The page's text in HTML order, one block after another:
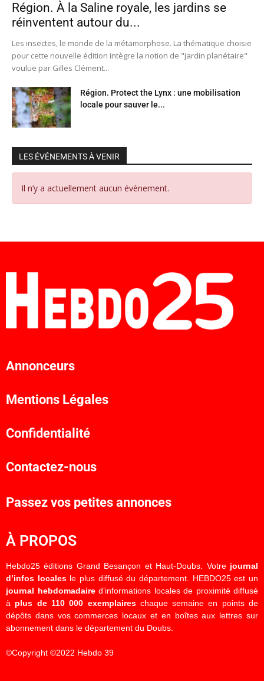
Région. À la Saline royale, les jardins se
réinventent autour du...
Les insectes, le monde de la métamorphose. La thématique choisie
pour cette nouvelle édition intègre la notion de "jardin planétaire"
voulue par Gilles Clément...
Région. Protect the Lynx : une mobilisation
locale pour sauver le...
LES ÉVÉNEMENTS À VENIR
Il n’y a actuellement aucun évènement.
Annonceurs
Mentions Légales
Confidentialité
Contactez-nous
Passez vos petites annonces
À PROPOS
Hebdo25 éditions Grand Besançon et Haut-Doubs. Votre journal
d’infos localesle plus diffusé du département. HEBDO25 est un
journal hebdomadaired’informations locales de proximité diffusé
à plus de 110 000 exemplaireschaque semaine en points de
dépôts dans vos commerces locaux et en boîtes aux lettres sur
abonnement dans le département du Doubs.
©Copyright ©2022 Hebdo 39